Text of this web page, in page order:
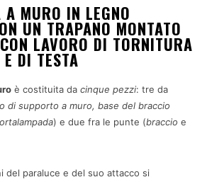
MURO IN LEGNO
UN TRAPANO MONTATO
LAVORO DI TORNITURA
DI TESTA
è costituita da cinque pezzi: tre da
di supporto a muro, base del braccio
) e due fra le punte (braccio e
del paraluce e del suo attacco si